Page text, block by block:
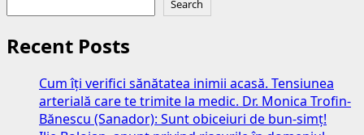
Search
Recent Posts
Cum îți verifici sănătatea inimii acasă. Tensiunea
arterială care te trimite la medic. Dr. Monica Trofin-
Bănescu (Sanador): Sunt obiceiuri de bun-simț!